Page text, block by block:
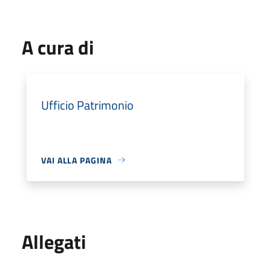
A cura di
Ufficio Patrimonio
VAI ALLA PAGINA
Allegati